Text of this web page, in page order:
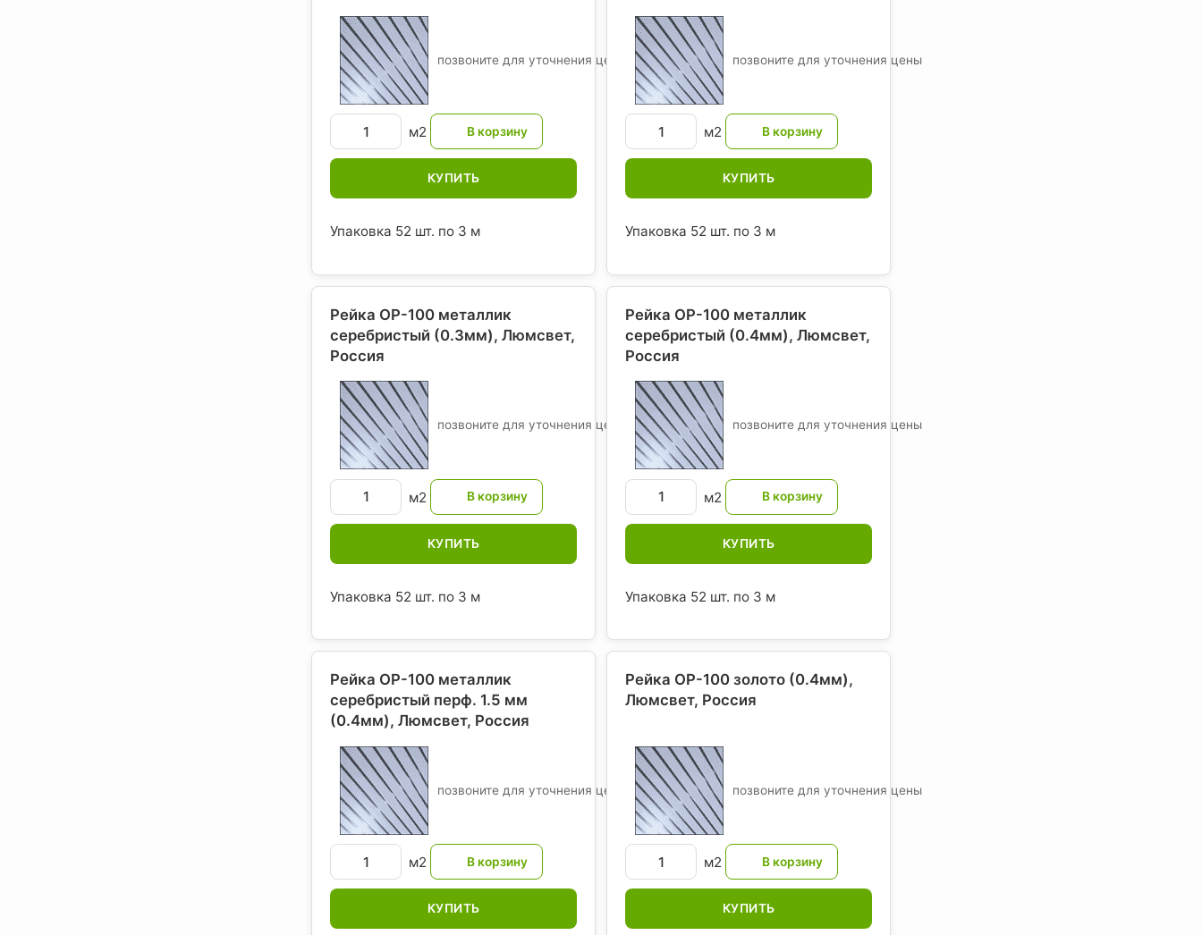
позвоните для уточнения цены
м2
КУПИТЬ
Упаковка 52 шт. по 3 м
позвоните для уточнения цены
м2
КУПИТЬ
Упаковка 52 шт. по 3 м
Рейка ОР-100 металлик
серебристый (0.3мм), Люмсвет,
Россия
позвоните для уточнения цены
м2
КУПИТЬ
Упаковка 52 шт. по 3 м
Рейка ОР-100 металлик
серебристый (0.4мм), Люмсвет,
Россия
позвоните для уточнения цены
м2
КУПИТЬ
Упаковка 52 шт. по 3 м
Рейка ОР-100 металлик
серебристый перф. 1.5 мм
(0.4мм), Люмсвет, Россия
позвоните для уточнения цены
м2
КУПИТЬ
Рейка ОР-100 золото (0.4мм),
Люмсвет, Россия
позвоните для уточнения цены
м2
КУПИТЬ